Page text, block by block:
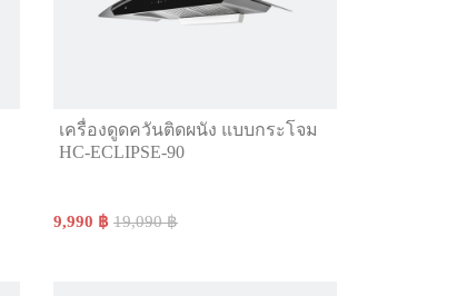
เครื่องดูดควันติดผนัง แบบกระโจม
HC-ECLIPSE-90
9,990 ฿ 19,090 ฿